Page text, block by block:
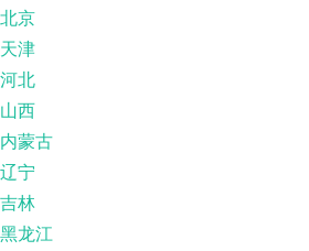
北京
天津
河北
山西
内蒙古
辽宁
吉林
黑龙江